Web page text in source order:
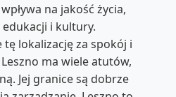
na jakość życia,
i kultury.
tę lokalizację za spokój i
ma wiele atutów,
Jej granice są dobrze